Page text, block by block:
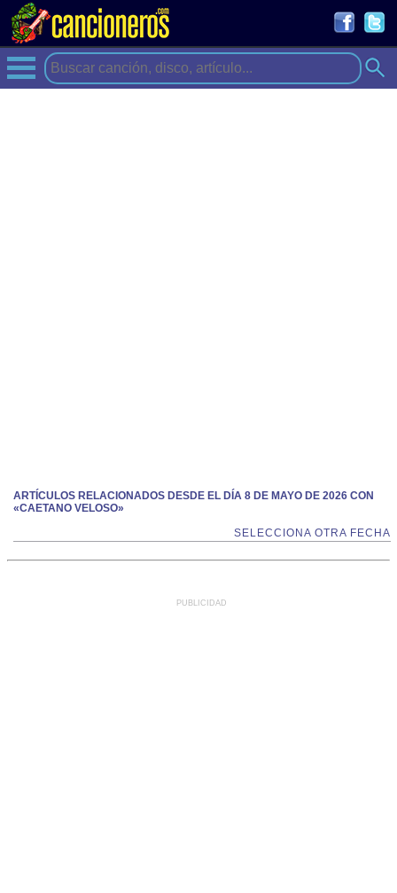
ARTÍCULOS RELACIONADOS DESDE EL DÍA 8 DE MAYO DE 2026 CON
«CAETANO VELOSO»
SELECCIONA OTRA FECHA
PUBLICIDAD